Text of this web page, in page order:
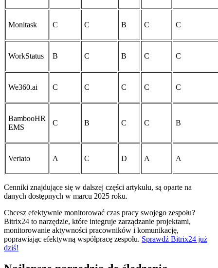
Monitask C C B C C
WorkStatus B C B C C
We360.ai C C C C C
BambooHR
EMS
C B C C B
Veriato A C D A A
Cenniki znajdujące się w dalszej części artykułu, są oparte na
danych dostępnych w marcu 2025 roku.
Chcesz efektywnie monitorować czas pracy swojego zespołu?
Bitrix24 to narzędzie, które integruje zarządzanie projektami,
monitorowanie aktywności pracowników i komunikację,
poprawiając efektywną współpracę zespołu. Sprawdź Bitrix24 już
dziś!